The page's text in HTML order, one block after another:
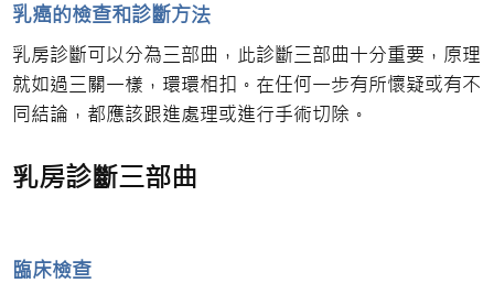
乳癌的檢查和診斷方法
乳房診斷可以分為三部曲，此診斷三部曲十分重要，原理
就如過三關一樣，環環相扣。在任何一步有所懷疑或有不
同結論，都應該跟進處理或進行手術切除。
乳房診斷三部曲
臨床檢查